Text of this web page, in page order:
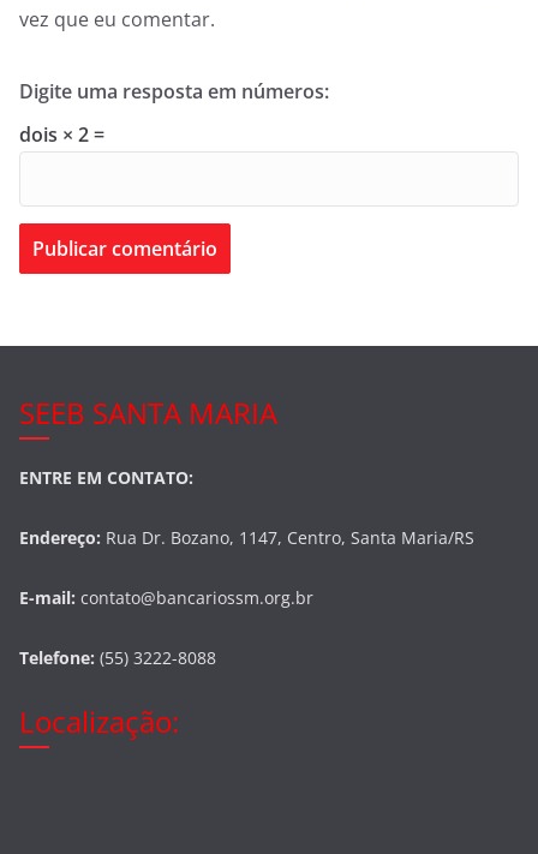
vez que eu comentar.
Digite uma resposta em números:
dois × 2 =
SEEB SANTA MARIA
ENTRE EM CONTATO:
Endereço: Rua Dr. Bozano, 1147, Centro, Santa Maria/RS
E-mail: contato@bancariossm.org.br
Telefone: (55) 3222-8088
Localização: